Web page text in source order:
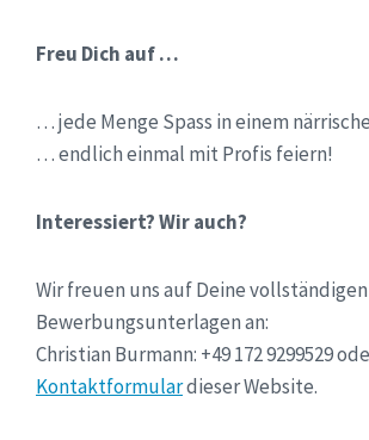
Freu Dich auf …
… jede Menge Spass in einem
… endlich einmal mit Profis feiern!
Interessiert? Wir auch?
Wir freuen uns auf Deine vollständigen
Bewerbungsunterlagen an:
Christian Burmann: +49 ‭172 9299529‬
Kontaktformulardieser Website.